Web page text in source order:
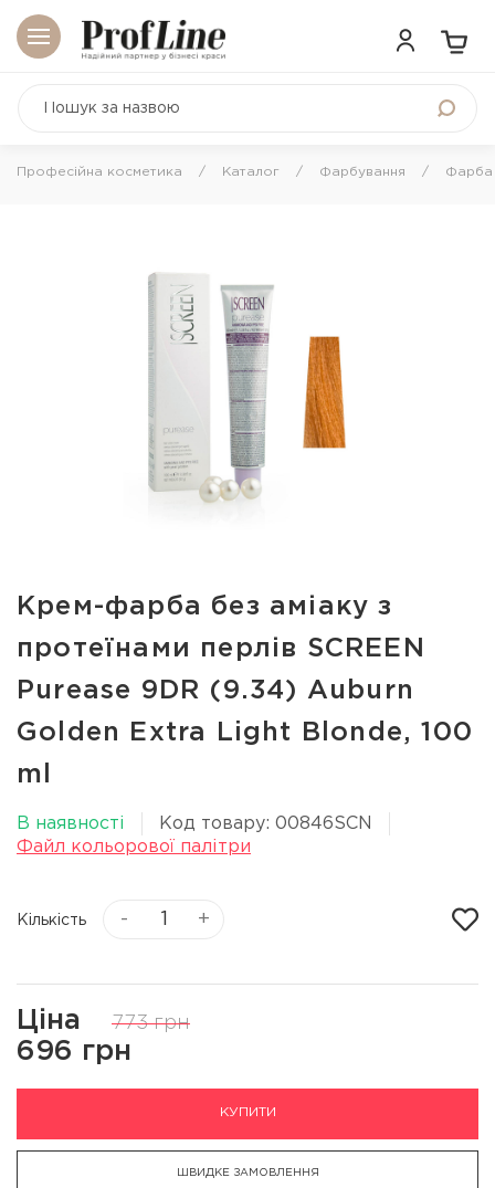
Професійна косметика Каталог Фарбування Фарба
Крем-фарба без аміаку з
протеїнами перлів SCREEN
Purease 9DR (9.34) Auburn
Golden Extra Light Вlonde, 100
ml
В наявності
Код товару: 00846SCN
Файл кольорової палітри
Кількість - +
Ціна 773 грн
696 грн
КУПИТИ
ШВИДКЕ ЗАМОВЛЕННЯ